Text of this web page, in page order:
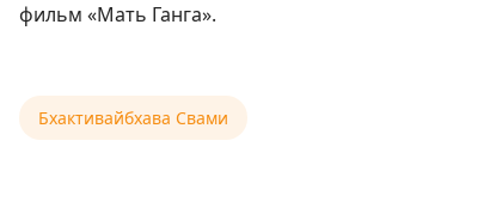
фильм «Мать Ганга».
Бхактивайбхава Свами